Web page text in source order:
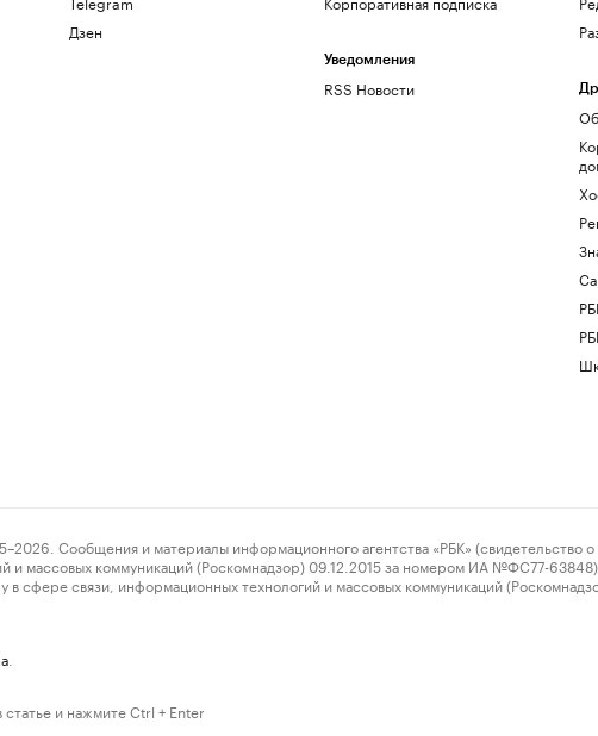
Дзен
Уведомления
RSS Новости
Сообщения и материалы информационного агентства «РБК» (свидетельство о
массовых коммуникаций (Роскомнадзор) 09.12.2015 за номером ИА №ФС77-63848)
сфере связи, информационных технологий и массовых коммуникаций
и нажмите Ctrl + Enter